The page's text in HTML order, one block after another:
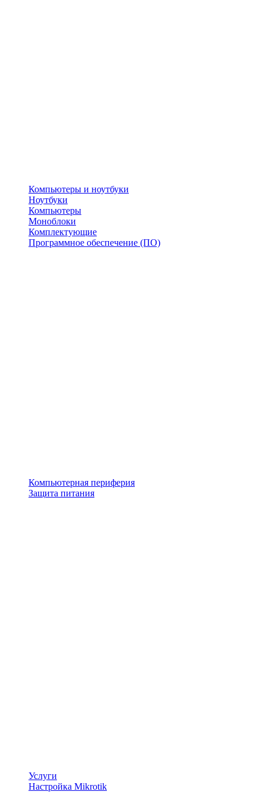
Компьютеры и ноутбуки
Ноутбуки
Компьютеры
Моноблоки
Комплектующие
Программное обеспечение (ПО)
Компьютерная периферия
Защита питания
Услуги
Настройка Mikrotik